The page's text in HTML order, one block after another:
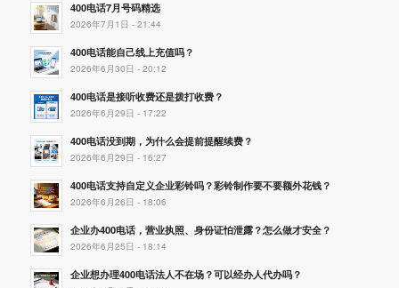
400电话7月号码精选
2026年7月1日 - 21:44
400电话能自己线上充值吗？
2026年6月30日 - 20:12
400电话是接听收费还是拨打收费？
2026年6月29日 - 17:22
400电话没到期，为什么会提前提醒续费？
2026年6月29日 - 16:27
400电话支持自定义企业彩铃吗？彩铃制作要不要额外花钱？
2026年6月26日 - 18:06
企业办400电话，营业执照、身份证怕泄露？怎么做才安全？
2026年6月25日 - 18:14
企业想办理400电话法人不在场？可以经办人代办吗？